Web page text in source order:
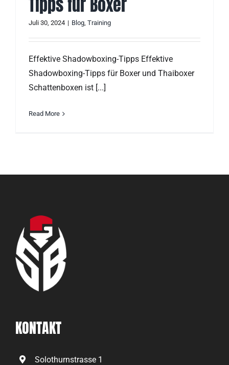
Juli 30, 2024 | Blog, Training
Effektive Shadowboxing-Tipps Effektive
Shadowboxing-Tipps für Boxer und Thaiboxer
Schattenboxen ist [...]
Read More
KONTAKT
Solothurnstrasse 1